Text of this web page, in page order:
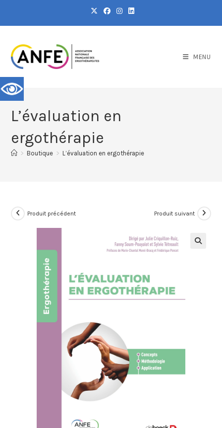
MENU
L’évaluation en
ergothérapie
> Boutique > L’évaluation en ergothérapie
Produit précédent Produit suivant